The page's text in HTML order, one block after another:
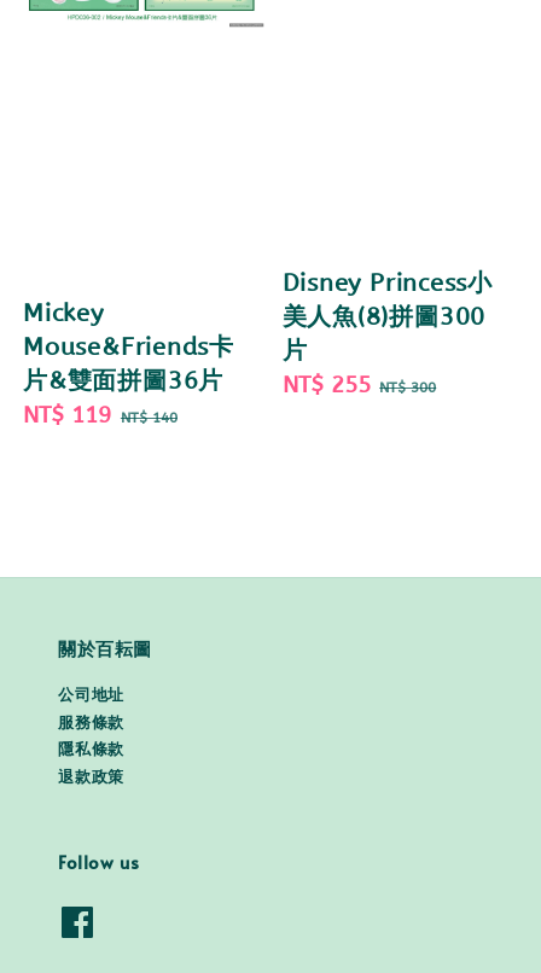
Mickey
Mouse&Friends卡
片&雙面拼圖36片
Sale
NT$ 119 Regular
NT$ 140
Disney Princess小
美人魚(8)拼圖300
片
Sale
NT$ 255 Regular
NT$ 300
關於百耘圖
公司地址
服務條款
隱私條款
退款政策
Follow us